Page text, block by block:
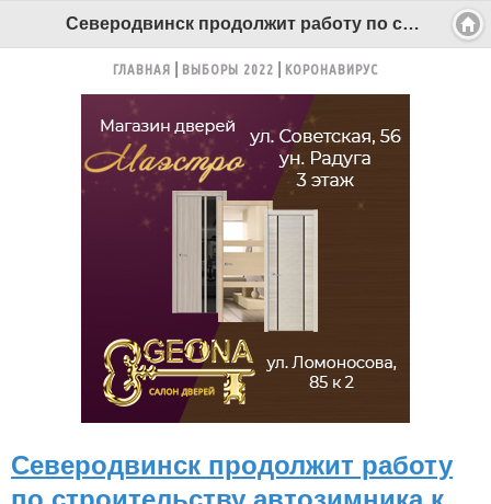
Северодвинск продолжит работу по строительству автозимника к Неноксе - Беломорканал Северодвинск tv29.ru
ГЛАВНАЯ ВЫБОРЫ 2022 КОРОНАВИРУС
Северодвинск продолжит работу